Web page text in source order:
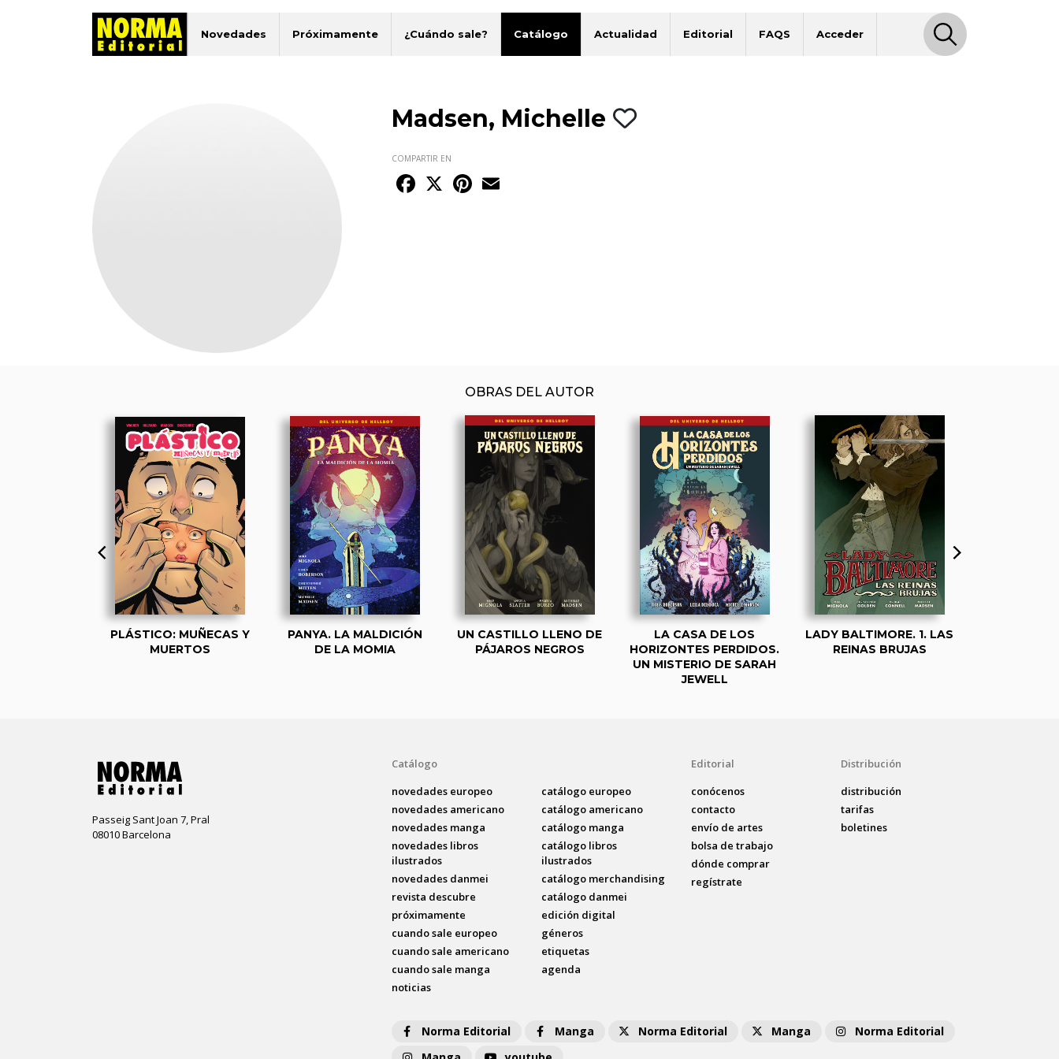
Novedades Próximamente ¿Cuándo sale? Catálogo Actualidad Editorial FAQS Acceder
Madsen, Michelle
COMPARTIR EN
Facebook
X Pinterest
OBRAS DEL AUTOR
PLÁSTICO: MUÑECAS Y
MUERTOS
PANYA. LA MALDICIÓN
DE LA MOMIA
UN CASTILLO LLENO DE
PÁJAROS NEGROS
LA CASA DE LOS
HORIZONTES PERDIDOS.
UN MISTERIO DE SARAH
JEWELL
LADY BALTIMORE. 1. LAS
REINAS BRUJAS
Passeig Sant Joan 7, Pral
08010 Barcelona
Catálogo
novedades europeo
novedades americano
novedades manga
novedades libros
ilustrados
novedades danmei
revista descubre
próximamente
cuando sale europeo
cuando sale americano
cuando sale manga
noticias
catálogo europeo
catálogo americano
catálogo manga
catálogo libros
ilustrados
catálogo merchandising
catálogo danmei
edición digital
géneros
etiquetas
agenda
Editorial
conócenos
contacto
envío de artes
bolsa de trabajo
dónde comprar
regístrate
Distribución
distribución
tarifas
boletines
Norma Editorial Manga Norma Editorial Manga
Norma Editorial